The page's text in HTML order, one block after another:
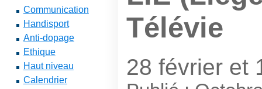
Communication
Handisport
Anti-dopage
Ethique
Haut niveau
Calendrier
Télévie
28 février et